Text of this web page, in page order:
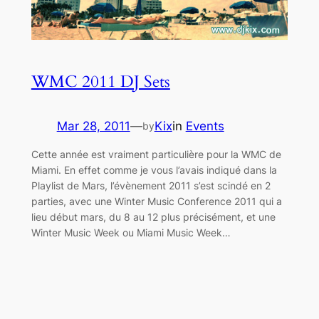
WMC 2011 DJ Sets
Mar 28, 2011—byKixin Events
Cette année est vraiment particulière pour la WMC de
Miami. En effet comme je vous l’avais indiqué dans la
Playlist de Mars, l’évènement 2011 s’est scindé en 2
parties, avec une Winter Music Conference 2011 qui a
lieu début mars, du 8 au 12 plus précisément, et une
Winter Music Week ou Miami Music Week…